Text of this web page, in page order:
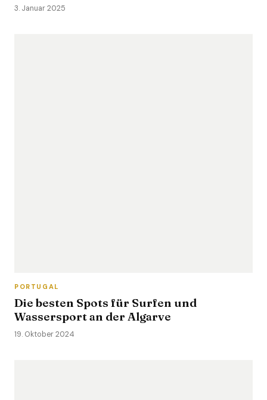
3. Januar 2025
PORTUGAL
Die besten Spots für Surfen und
Wassersport an der Algarve
19. Oktober 2024